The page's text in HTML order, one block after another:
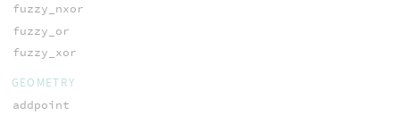
fuzzy_nxor
fuzzy_or
fuzzy_xor
GEOMETRY
addpoint